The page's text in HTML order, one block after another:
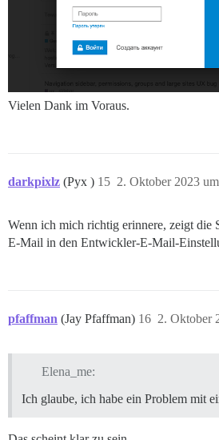
Vielen Dank im Voraus.
darkpixlz (Pyx ) 2. Oktober 2023
15
Wenn ich mich richtig erinnere, zeigt die
E-Mail in den Entwickler-E-Mail-
pfaffman (Jay Pfaffman) 2. Oktober
16
Elena_me:
Ich glaube, ich habe ein Problem mit